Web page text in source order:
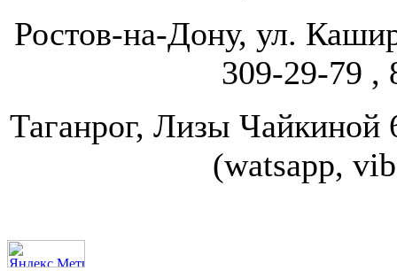
Ростов-на-Дону, ул.
309-29-79 ,
Таганрог, Лизы
(watsapp,